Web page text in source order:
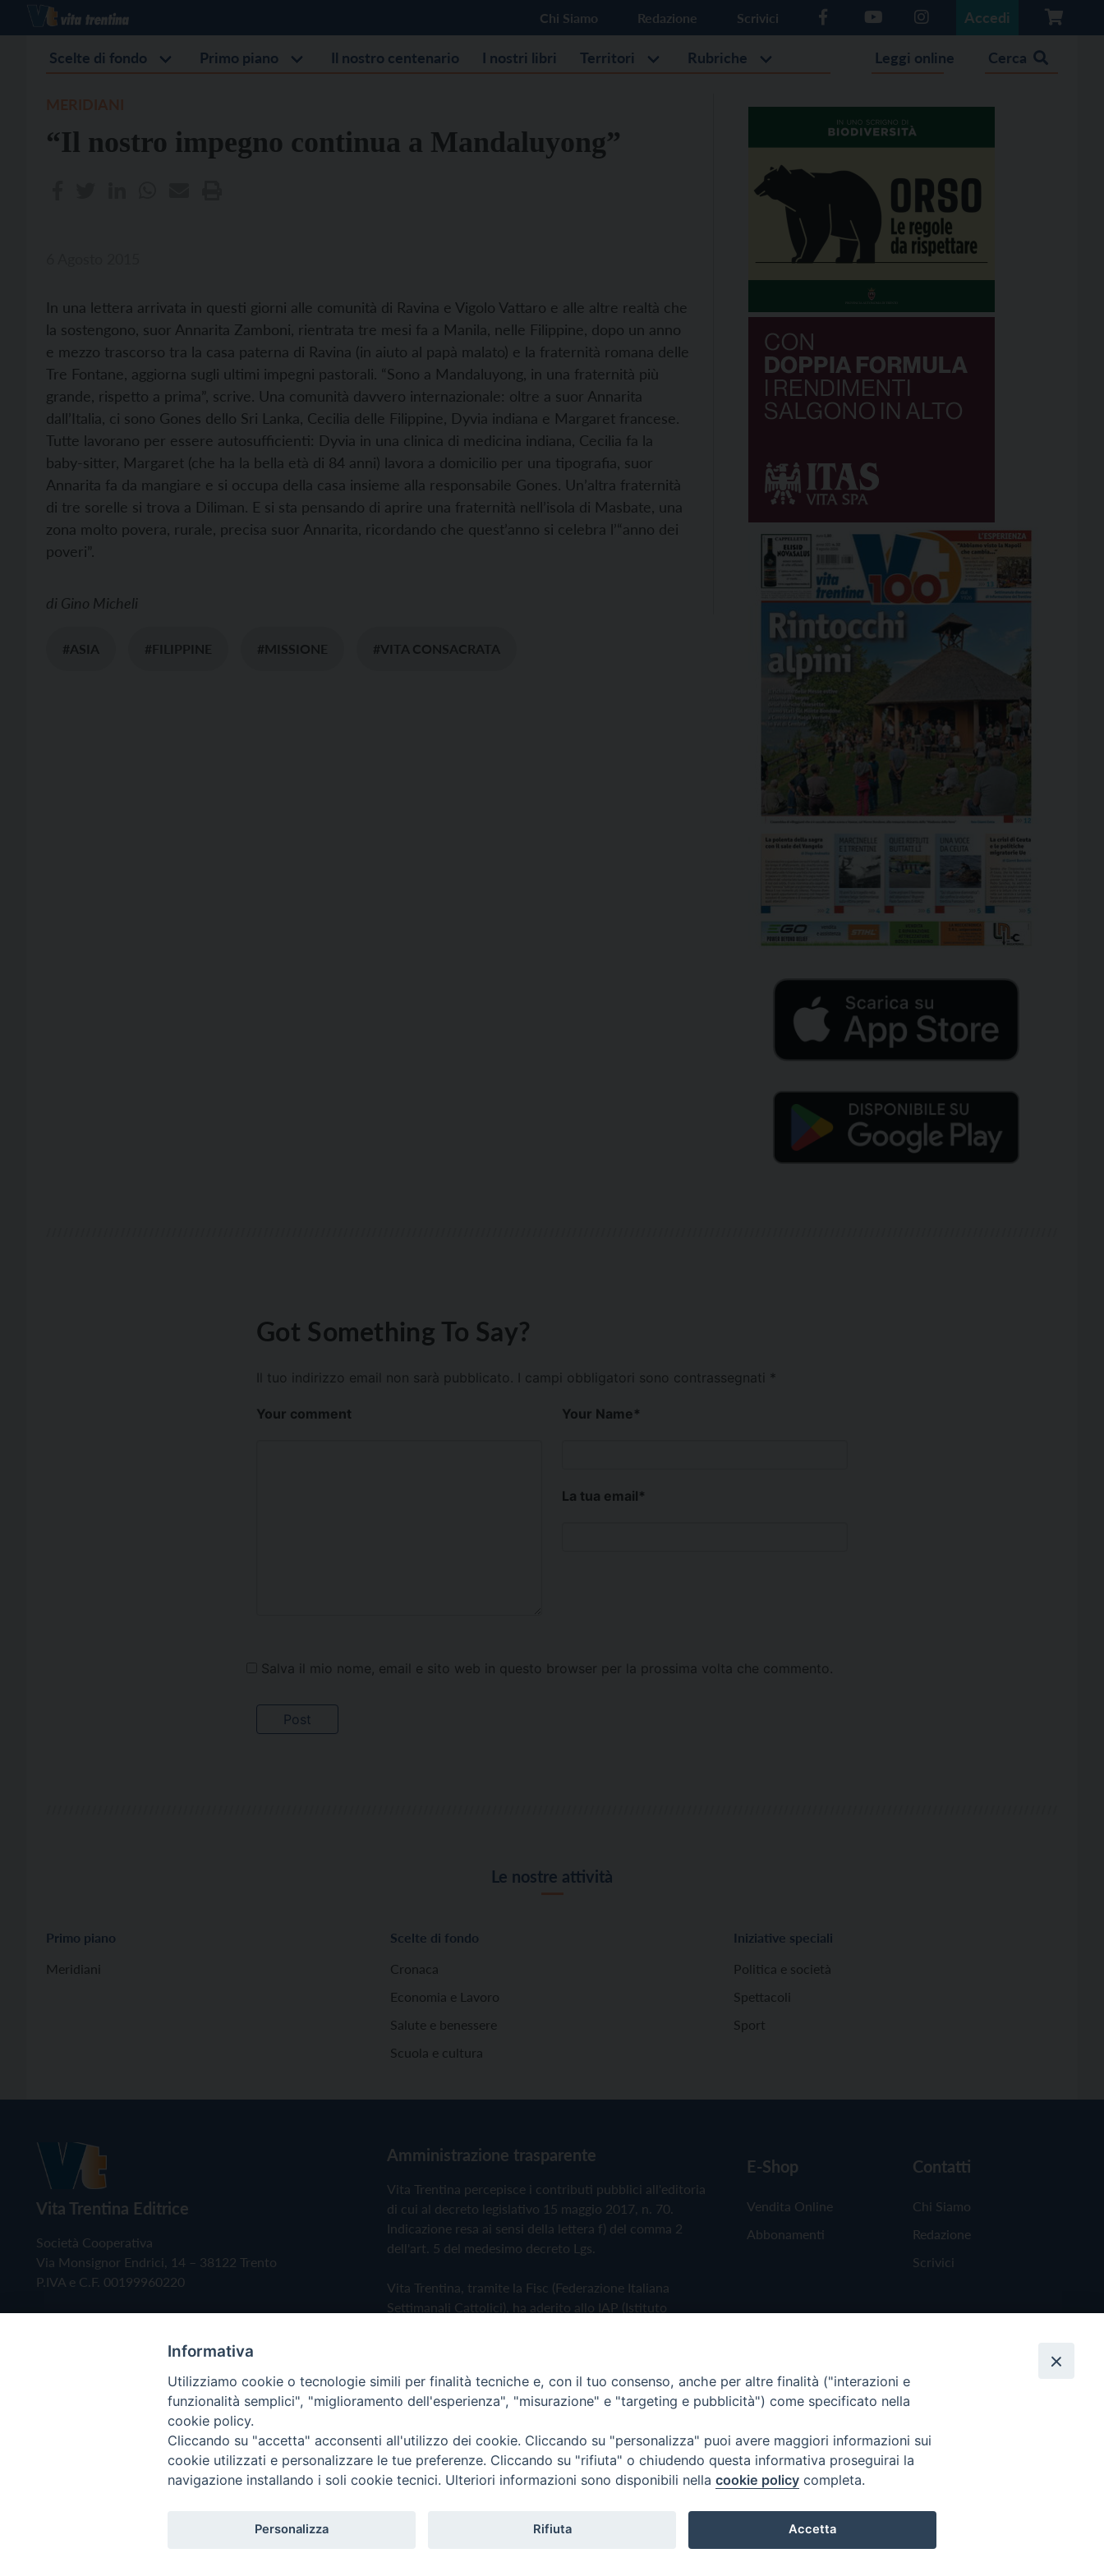
Chi Siamo Redazione Scrivici Accedi
Scelte di fondo Primo piano Il nostro centenario I nostri libri Territori Rubriche Leggi online Cerca
“Il nostro impegno continua a Mandaluyong”
In una lettera arrivata in questi giorni alle comunità di Ravina e Vigolo Vattaro e alle altre realtà che
la sostengono, suor Annarita Zamboni, rientrata tre mesi fa a Manila, nelle Filippine, dopo un anno
e mezzo trascorso tra la casa paterna di Ravina (in aiuto al papà malato) e la fraternità romana delle
Tre Fontane, aggiorna sugli ultimi impegni pastorali. “Sono a Mandaluyong, in una fraternità più
grande, rispetto a prima”, scrive. Una comunità davvero internazionale: oltre a suor Annarita
dall’Italia, ci sono Gones dello Sri Lanka, Cecilia delle Filippine, Dyvia indiana e Margaret francese.
Tutte lavorano per essere autosufficienti: Dyvia in una clinica di medicina indiana, Cecilia fa la
baby-sitter, Margaret (che ha la bella età di 84 anni) lavora a domicilio per una tipografia, suor
Annarita fa da mangiare e si occupa della casa insieme alla responsabile Gones. Un’altra fraternità
di tre sorelle si trova a Diliman. E si sta pensando di aprire una fraternità nell’isola di Masbate, una
zona molto povera, rurale, precisa suor Annarita, ricordando che quest’anno si celebra l’“anno dei
poveri”.
di Gino Micheli
#ASIA #FILIPPINE #MISSIONE #VITA CONSACRATA
Got Something To Say?
Il tuo indirizzo email non sarà pubblicato. I campi obbligatori sono contrassegnati *
Your comment Your Name*
La tua email*
Salva il mio nome, email e sito web in questo browser per la prossima volta che commento.
Le nostre attività
Primo piano
Meridiani
Scelte di fondo
Cronaca
Economia e Lavoro
Salute e benessere
Scuola e cultura
Iniziative speciali
Politica e società
Spettacoli
Sport
Vita Trentina Editrice
Società Cooperativa
Via Monsignor Endrici, 14 – 38122 Trento
P.IVA e C.F. 00199960220
Amministrazione trasparente
Vita Trentina percepisce i contributi pubblici all'editoria
di cui al decreto legislativo 15 maggio 2017, n. 70.
Indicazione resa ai sensi della lettera f) del comma 2
dell'art. 5 del medesimo decreto Lgs.
Vita Trentina, tramite la Fisc (Federazione Italiana
Settimanali Cattolici), ha aderito allo IAP (Istituto
Privacy Policy Cookie Policy
E-Shop
Vendita Online
Abbonamenti
Contatti
Chi Siamo
Redazione
Scrivici
Copyright © 2019 - Tutti i diritti riservati - Vita Trentina Editrice
Informativa
Utilizziamo cookie o tecnologie simili per finalità tecniche e, con il tuo consenso, anche per altre finalità ("interazioni e
funzionalità semplici", "miglioramento dell'esperienza", "misurazione" e "targeting e pubblicità") come specificato nella
cookie policy.
Cliccando su "accetta" acconsenti all'utilizzo dei cookie. Cliccando su "personalizza" puoi avere maggiori informazioni sui
cookie utilizzati e personalizzare le tue preferenze. Cliccando su "rifiuta" o chiudendo questa informativa proseguirai la
navigazione installando i soli cookie tecnici. Ulteriori informazioni sono disponibili nella cookie policy completa.
Personalizza Rifiuta Accetta